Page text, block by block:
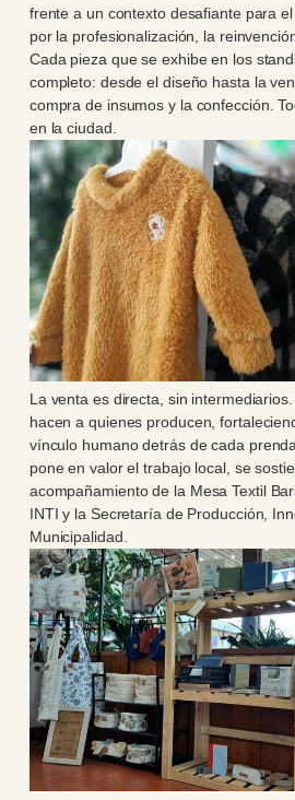
frente a un contexto desafiante para
por la profesionalización, la
Cada pieza que se exhibe en los
completo: desde el diseño hasta la
compra de insumos y la confección.
en la ciudad.
La venta es directa, sin
hacen a quienes producen,
vínculo humano detrás de cada
pone en valor el trabajo local, se
acompañamiento de la Mesa Textil
INTI y la Secretaría de Producción,
Municipalidad.